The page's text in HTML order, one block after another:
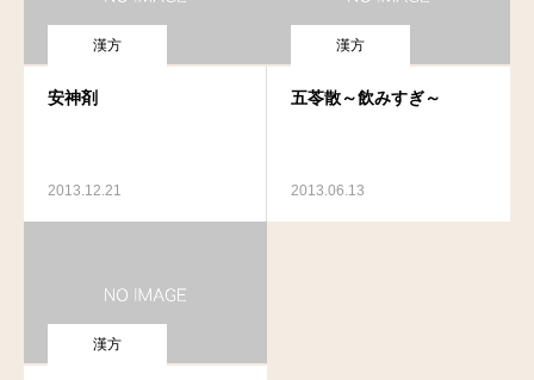
漢方
安神剤
2013.12.21
漢方
五苓散～飲みすぎ～
2013.06.13
漢方